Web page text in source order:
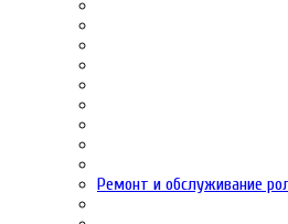
Ремонт и обслуживание